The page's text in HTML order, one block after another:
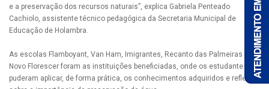
e a preservação dos recursos naturais”, explica Gabriela Penteado
Cachiolo, assistente técnico pedagógica da Secretaria Municipal de
Educação de Holambra.
As escolas Flamboyant, Van Ham, Imigrantes, Recanto das Palmeiras e
Novo Florescer foram as instituições beneficiadas, onde os estudantes
puderam aplicar, de forma prática, os conhecimentos adquiridos e refletir